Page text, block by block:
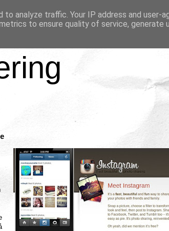
analyze traffic. Your IP address and user-
to ensure quality of service, generate